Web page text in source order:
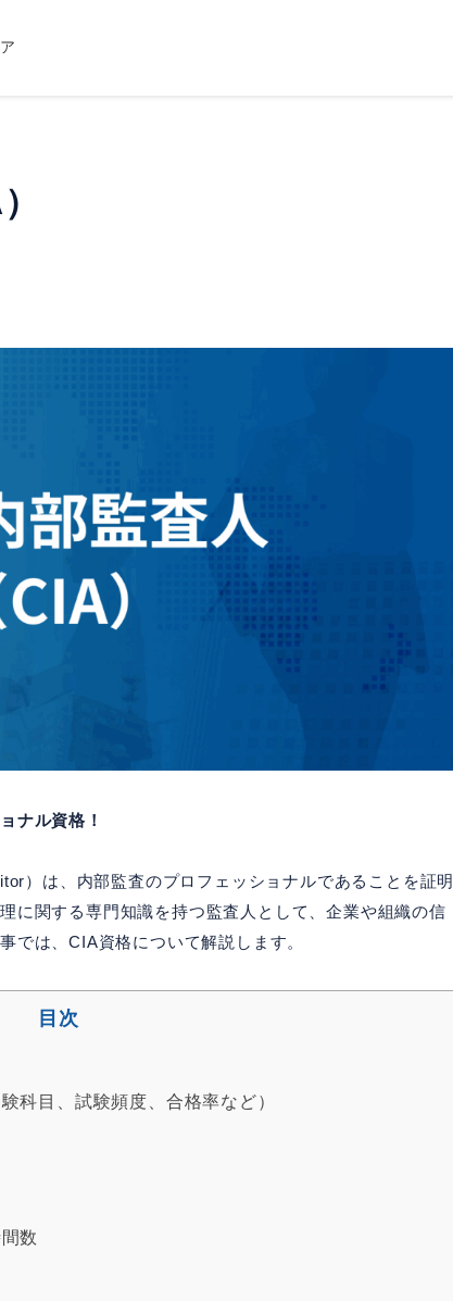
ナル資格！
）は、内部監査のプロフェッショナルであることを証明
に関する専門知識を持つ監査人として、企業や組織の信
では、CIA資格について解説します。
目次
科目、試験頻度、合格率など）
数